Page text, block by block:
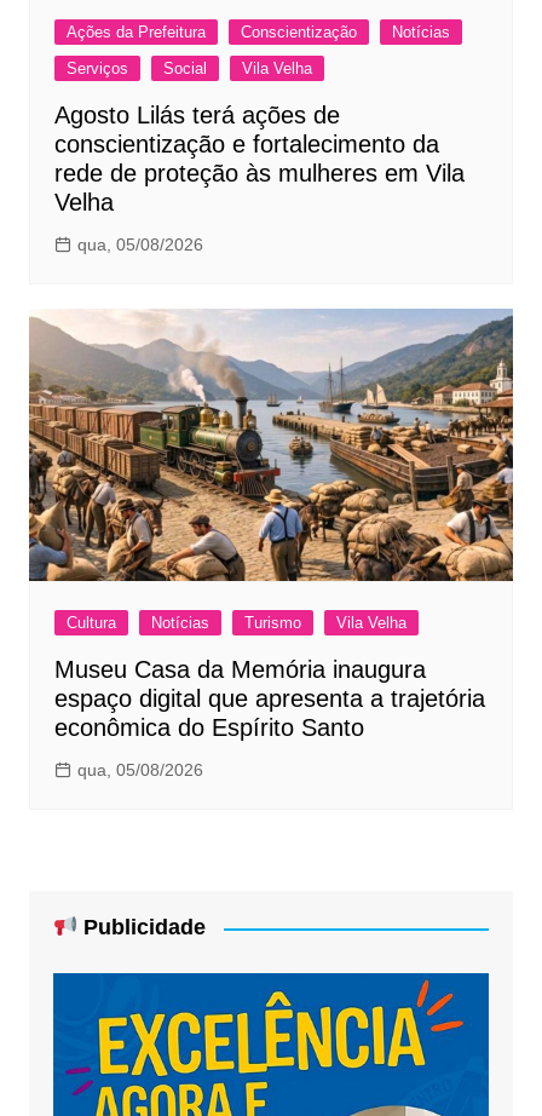
Ações da Prefeitura Conscientização
Notícias
Serviços
Social Vila Velha
Agosto Lilás terá ações de
conscientização e fortalecimento da
rede de proteção às mulheres em Vila
Velha
qua, 05/08/2026
Cultura Notícias Turismo Vila Velha
Museu Casa da Memória inaugura
espaço digital que apresenta a trajetória
econômica do Espírito Santo
qua, 05/08/2026
Publicidade